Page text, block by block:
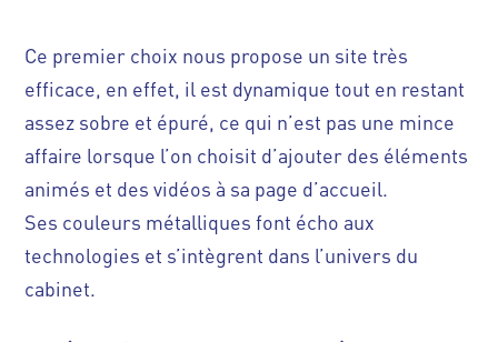
Ce premier choix nous propose un site très
efficace, en effet, il est dynamique tout en restant
assez sobre et épuré, ce qui n’est pas une mince
affaire lorsque l’on choisit d’ajouter des éléments
animés et des vidéos à sa page d’accueil.
Ses couleurs métalliques font écho aux
technologies et s’intègrent dans l’univers du
cabinet.